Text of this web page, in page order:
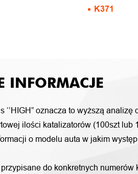
K371
INFORMACJE
oznacza to wyższą
ilości katalizatorów (100szt lub
o modelu auta w jakim
do konkretnych numerów